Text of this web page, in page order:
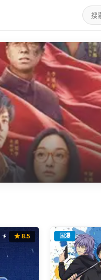
★ 8.5 国漫